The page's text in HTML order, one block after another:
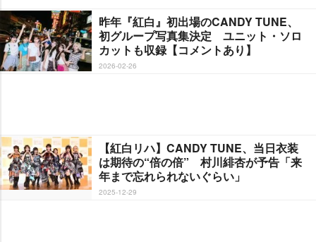
昨年『紅白』初出場のCANDY TUNE、
初グループ写真集決定 ユニット・ソロ
カットも収録【コメントあり】
2026-02-26
【紅白リハ】CANDY TUNE、当日衣装
は期待の“倍の倍” 村川緋杏が予告「来
年まで忘れられないぐらい」
2025-12-29